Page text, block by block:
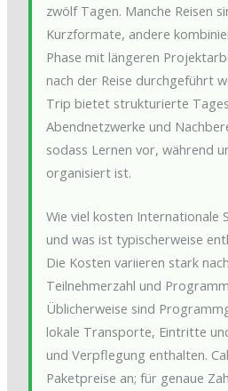
zwölf Tagen. Manche Reisen
Kurzformate, andere
Phase mit längeren
nach der Reise durchgeführt
Trip bietet strukturierte
Abendnetzwerke und
sodass Lernen vor, während
organisiert ist.
Wie viel kosten Internationale
und was ist typischerweise
Die Kosten variieren stark
Teilnehmerzahl und
Üblicherweise sind
lokale Transporte, Eintritte
und Verpflegung enthalten.
Paketpreise an; für genaue